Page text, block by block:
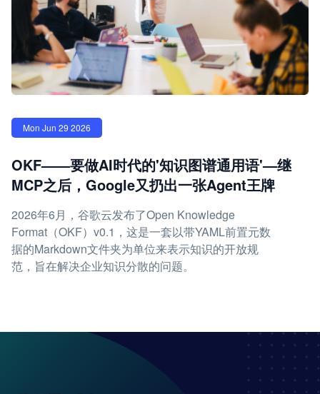
Mon Jun 29 2026
OKF——要做AI时代的'知识图谱通用语'—继
MCP之后，Google又扔出一张Agent王牌
2026年6月，谷歌云发布了Open Knowledge
Format（OKF）v0.1，这是一套以带YAML前置元数
据的Markdown文件夹为单位来表示知识的开放规
范，旨在解决企业知识分散的问题。